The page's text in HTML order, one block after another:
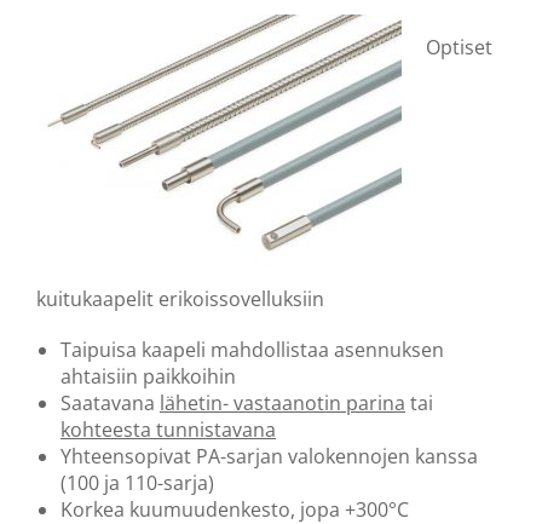
Optiset
kuitukaapelit erikoissovelluksiin
Taipuisa kaapeli mahdollistaa asennuksen
ahtaisiin paikkoihin
Saatavana lähetin- vastaanotin parina tai
kohteesta tunnistavana
Yhteensopivat PA-sarjan valokennojen kanssa
(100 ja 110-sarja)
Korkea kuumuudenkesto, jopa +300°C